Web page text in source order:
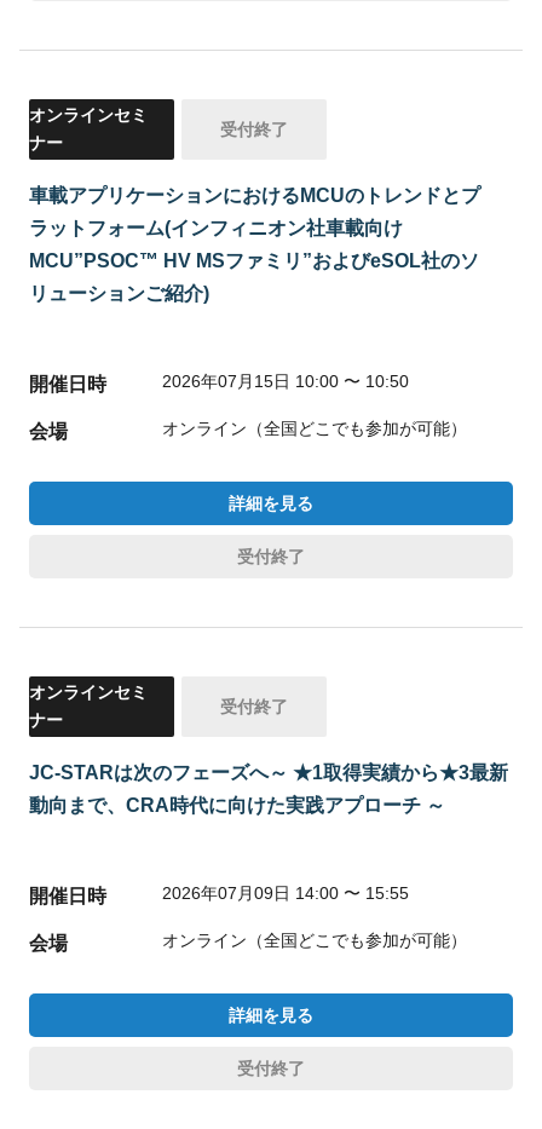
オンラインセミ
ナー
受付終了
車載アプリケーションにおけるMCUのトレンドとプ
ラットフォーム(インフィニオン社車載向け
MCU”PSOC™ HV MSファミリ”およびeSOL社のソ
リューションご紹介)
開催日時 2026年07月15日 10:00 〜 10:50
会場 オンライン（全国どこでも参加が可能）
詳細を見る
受付終了
オンラインセミ
ナー
受付終了
JC-STARは次のフェーズへ～ ★1取得実績から★3最新
動向まで、CRA時代に向けた実践アプローチ ～
開催日時 2026年07月09日 14:00 〜 15:55
会場 オンライン（全国どこでも参加が可能）
詳細を見る
受付終了